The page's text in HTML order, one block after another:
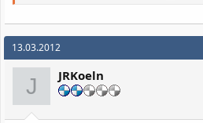
13.03.2012
J JRKoeln